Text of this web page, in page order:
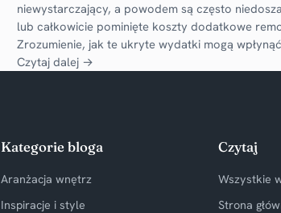
niewystarczający, a powodem są często
lub całkowicie pominięte koszty dodatkowe
Zrozumienie, jak te ukryte wydatki mogą
Czytaj dalej →
Kategorie bloga
Aranżacja wnętrz
Inspiracje i style
Czytaj
Wszystkie
Strona